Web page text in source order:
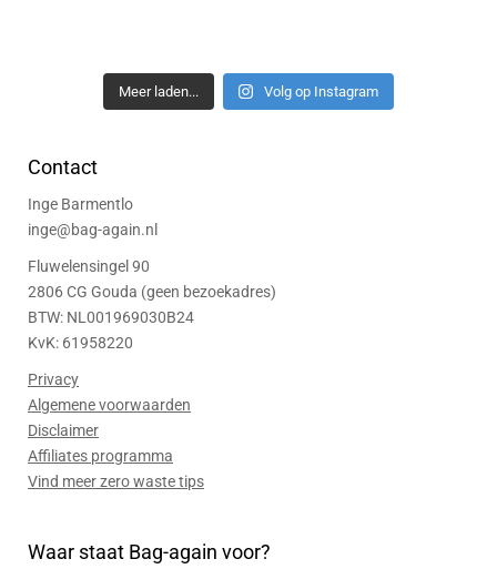
Meer laden... Volg op Instagram
Contact
Inge Barmentlo
inge@bag-again.nl
Fluwelensingel 90
2806 CG Gouda (geen bezoekadres)
BTW: NL001969030B24
KvK: 61958220
Privacy
Algemene voorwaarden
Disclaimer
Affiliates programma
Vind meer zero waste tips
Waar staat Bag-again voor?